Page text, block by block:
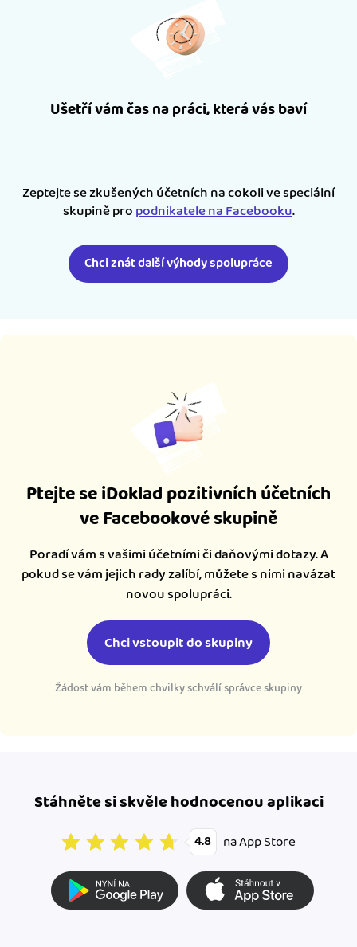
Ušetří vám čas na práci, která vás baví
Zeptejte se zkušených účetních na cokoli ve speciální
skupině propodnikatele na Facebooku.
Chci znát další výhody spolupráce
Ptejte se iDoklad pozitivních účetních
ve Facebookové skupině
Poradí vám s vašimi účetními či daňovými dotazy. A
pokud se vám jejich rady zalíbí, můžete s nimi navázat
novou spolupráci.
Chci vstoupit do skupiny
Žádost vám během chvilky schválí správce skupiny
Stáhněte si skvěle hodnocenou aplikaci
4.8 na App Store